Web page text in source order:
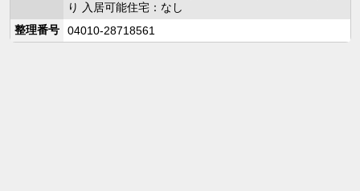
り 入居可能住宅：なし
整理番号
04010-28718561